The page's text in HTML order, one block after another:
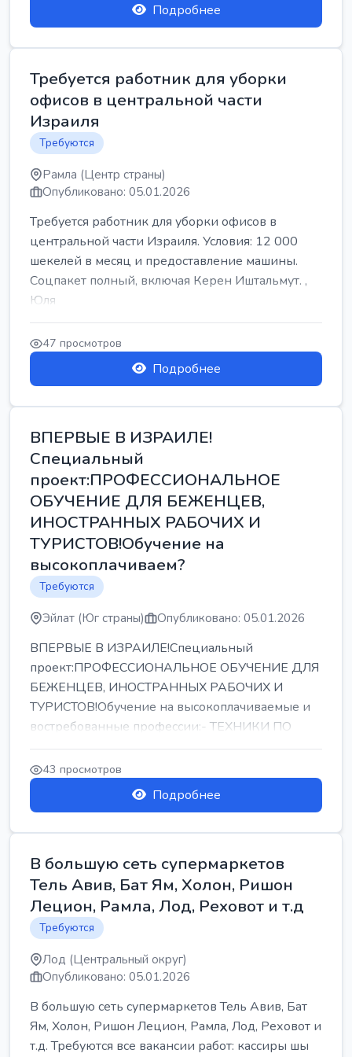
Подробнее
Требуется работник для уборки
офисов в центральной части
Израиля
Требуются
Рамла (Центр страны)
Опубликовано: 05.01.2026
Требуется работник для уборки офисов в
центральной части Израиля. Условия: 12 000
шекелей в месяц и предоставление машины.
Соцпакет полный, включая Керен Иштальмут. ,
Юля
47 просмотров
Подробнее
ВПЕРВЫЕ В ИЗРАИЛЕ!
Специальный
проект:ПРОФЕССИОНАЛЬНОЕ
ОБУЧЕНИЕ ДЛЯ БЕЖЕНЦЕВ,
ИНОСТРАННЫХ РАБОЧИХ И
ТУРИСТОВ!Обучение на
высокоплачиваем?
Требуются
Эйлат (Юг страны) Опубликовано: 05.01.2026
ВПЕРВЫЕ В ИЗРАИЛЕ!Специальный
проект:ПРОФЕССИОНАЛЬНОЕ ОБУЧЕНИЕ ДЛЯ
БЕЖЕНЦЕВ, ИНОСТРАННЫХ РАБОЧИХ И
ТУРИСТОВ!Обучение на высокоплачиваемые и
востребованные профессии:- ТЕХНИКИ ПО
РЕМОНТУ КОНДИЦИОНЕРОВ-...
43 просмотров
Подробнее
В большую сеть супермаркетов
Тель Авив, Бат Ям, Холон, Ришон
Лецион, Рамла, Лод, Реховот и т.д
Требуются
Лод (Центральный округ)
Опубликовано: 05.01.2026
В большую сеть супермаркетов Тель Авив, Бат
Ям, Холон, Ришон Лецион, Рамла, Лод, Реховот и
т.д. Требуются все вакансии работ: кассиры шы